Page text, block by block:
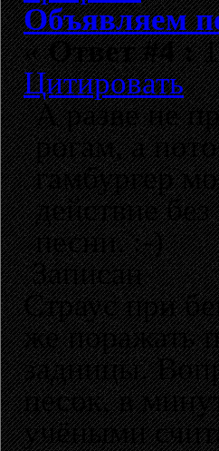
Объявляем
«Ответ #4 :
Цитировать
А разве не
рогам, а
гамбургер
действие
песни. :-)
Записан
Страус при
же поражать
задницы.
песок, в
учёными